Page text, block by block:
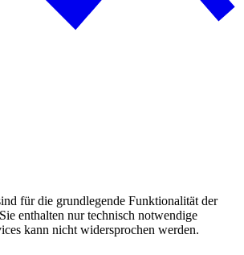
für die grundlegende Funktionalität der
enthalten nur technisch notwendige
kann nicht widersprochen werden.